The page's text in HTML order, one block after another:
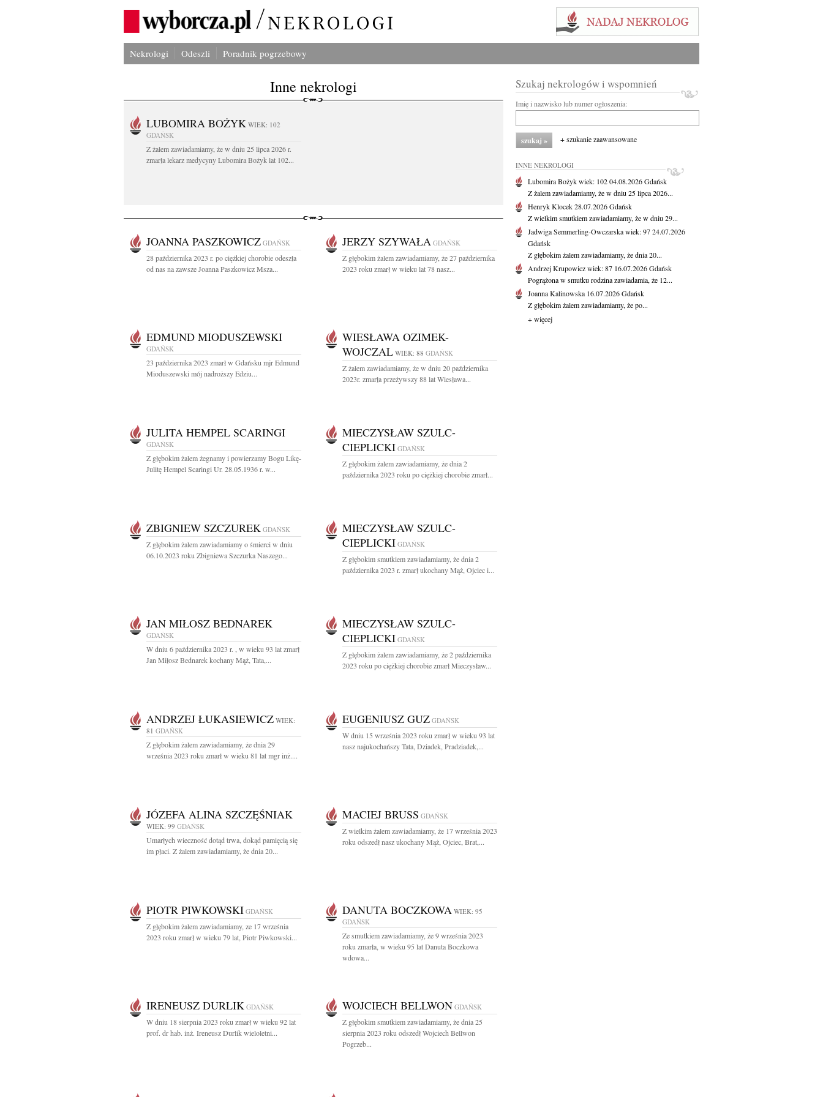
Nekrologi Odeszli Poradnik pogrzebowy
Inne nekrologi
LUBOMIRA BOŻYK WIEK: 102
GDAŃSK
Z żalem zawiadamiamy, że w dniu 25 lipca 2026 r.
zmarła lekarz medycyny Lubomira Bożyk lat 102...
JOANNA PASZKOWICZ GDAŃSK
28 października 2023 r. po ciężkiej chorobie odeszła
od nas na zawsze Joanna Paszkowicz Msza...
JERZY SZYWAŁA GDAŃSK
Z głębokim żalem zawiadamiamy, że 27 października
2023 roku zmarł w wieku lat 78 nasz...
EDMUND MIODUSZEWSKI
GDAŃSK
23 października 2023 zmarł w Gdańsku mjr Edmund
Mioduszewski mój nadroższy Edziu...
WIESŁAWA OZIMEK-
WOJCZAL WIEK: 88 GDAŃSK
Z żalem zawiadamiamy, że w dniu 20 października
2023r. zmarła przeżywszy 88 lat Wiesława...
JULITA HEMPEL SCARINGI
GDAŃSK
Z głębokim żalem żegnamy i powierzamy Bogu Likę-
Julitę Hempel Scaringi Ur. 28.05.1936 r. w...
MIECZYSŁAW SZULC-
CIEPLICKI GDAŃSK
Z głębokim żalem zawiadamiamy, że dnia 2
października 2023 roku po ciężkiej chorobie zmarł...
ZBIGNIEW SZCZUREK GDAŃSK
Z głębokim żalem zawiadamiamy o śmierci w dniu
06.10.2023 roku Zbigniewa Szczurka Naszego...
MIECZYSŁAW SZULC-
CIEPLICKI GDAŃSK
Z głębokim smutkiem zawiadamiamy, że dnia 2
października 2023 r. zmarł ukochany Mąż, Ojciec i...
JAN MIŁOSZ BEDNAREK
GDAŃSK
W dniu 6 października 2023 r. , w wieku 93 lat zmarł
Jan Miłosz Bednarek kochany Mąż, Tata,...
MIECZYSŁAW SZULC-
CIEPLICKI GDAŃSK
Z głębokim żalem zawiadamiamy, że 2 października
2023 roku po ciężkiej chorobie zmarł Mieczysław...
ANDRZEJ ŁUKASIEWICZ WIEK:
81 GDAŃSK
Z głębokim żalem zawiadamiamy, że dnia 29
września 2023 roku zmarł w wieku 81 lat mgr inż....
EUGENIUSZ GUZ GDAŃSK
W dniu 15 września 2023 roku zmarł w wieku 93 lat
nasz najukochańszy Tata, Dziadek, Pradziadek,...
JÓZEFA ALINA SZCZĘŚNIAK
WIEK: 99 GDAŃSK
Umarłych wieczność dotąd trwa, dokąd pamięcią się
im płaci. Z żalem zawiadamiamy, że dnia 20...
MACIEJ BRUSS GDAŃSK
Z wielkim żalem zawiadamiamy, że 17 września 2023
roku odszedł nasz ukochany Mąż, Ojciec, Brat,...
PIOTR PIWKOWSKI GDAŃSK
Z głębokim żalem zawiadamiamy, ze 17 września
2023 roku zmarł w wieku 79 lat, Piotr Piwkowski...
DANUTA BOCZKOWA WIEK: 95
GDAŃSK
Ze smutkiem zawiadamiamy, że 9 września 2023
roku zmarła, w wieku 95 lat Danuta Boczkowa
wdowa...
IRENEUSZ DURLIK GDAŃSK
W dniu 18 sierpnia 2023 roku zmarł w wieku 92 lat
prof. dr hab. inż. Ireneusz Durlik wieloletni...
WOJCIECH BELLWON GDAŃSK
Z głębokim smutkiem zawiadamiamy, że dnia 25
sierpnia 2023 roku odszedł Wojciech Bellwon
Pogrzeb...
Szukaj nekrologów i wspomnień
Imię i nazwisko lub numer ogłoszenia:
+ szukanie zaawansowane
INNE NEKROLOGI
Lubomira Bożykwiek: 10204.08.2026Gdańsk
Z żalem zawiadamiamy, że w dniu 25 lipca 2026...
Henryk Klocek28.07.2026Gdańsk
Z wielkim smutkiem zawiadamiamy, że w dniu 29...
Jadwiga Semmerling-Owczarskawiek: 9724.07.2026
Gdańsk
Z głębokim żalem zawiadamiamy, że dnia 20...
Andrzej Krupowiczwiek: 87 16.07.2026Gdańsk
Pogrążona w smutku rodzina zawiadamia, że 12...
Joanna Kalinowska 16.07.2026Gdańsk
Z głębokim żalem zawiadamiamy, że po...
+ więcej